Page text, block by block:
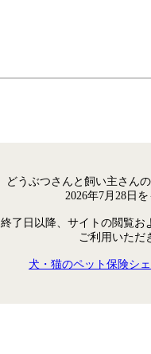
どうぶつさんと飼い主さん
2026年7月28日
終了日以降、サイトの閲覧お
ご利用いただ
犬・猫のペット保険シ